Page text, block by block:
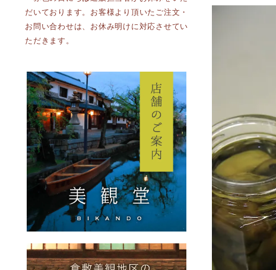
だいております。お客様より頂いたご注文・
お問い合わせは、お休み明けに対応させてい
ただきます。